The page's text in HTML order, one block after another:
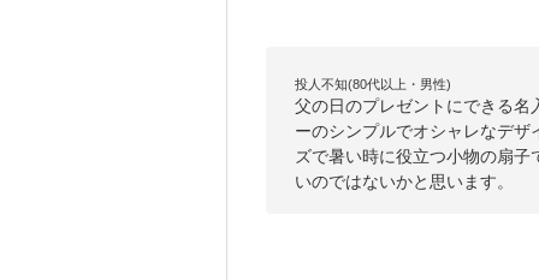
投人不知(80代以上・男性)
父の日のプレゼントにできる
ーのシンプルでオシャレなデ
ズで暑い時に役立つ小物の扇
いのではないかと思います。